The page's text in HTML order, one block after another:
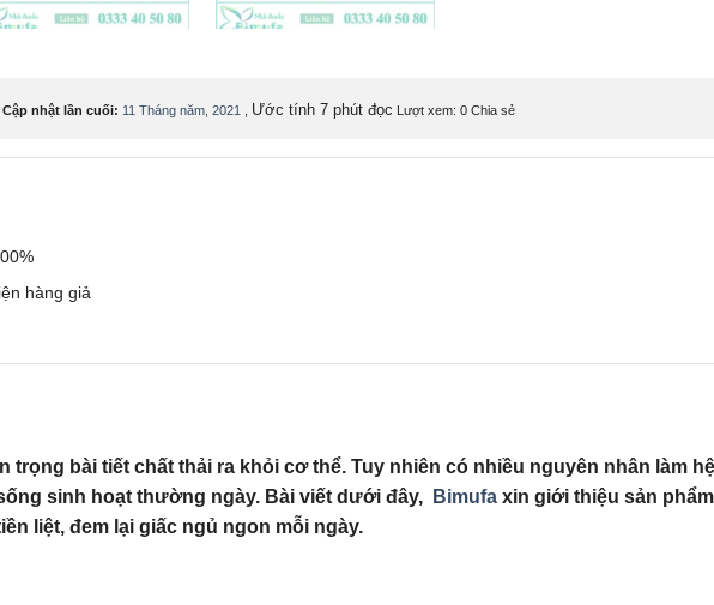
Cập nhật lần cuối: 11 Tháng năm, 2021 , Ước tính 7 phút đọc Lượt xem: 0 Chia sẻ
hàng giả
trọng bài tiết chất thải ra khỏi cơ thể. Tuy nhiên có nhiều nguyên nhân làm
sinh hoạt thường ngày. Bài viết dưới đây,
Bimufa xin giới thiệu sản
liệt, đem lại giấc ngủ ngon mỗi ngày.